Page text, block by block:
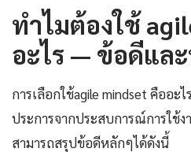
ทำไมต้องใช้
อะไร — ข้อดีแล
การเลือกใช้agile mindset คืออ
ประการจากประสบการณ์การใช้
สามารถสรุปข้อดีหลักๆได้ดังนี้